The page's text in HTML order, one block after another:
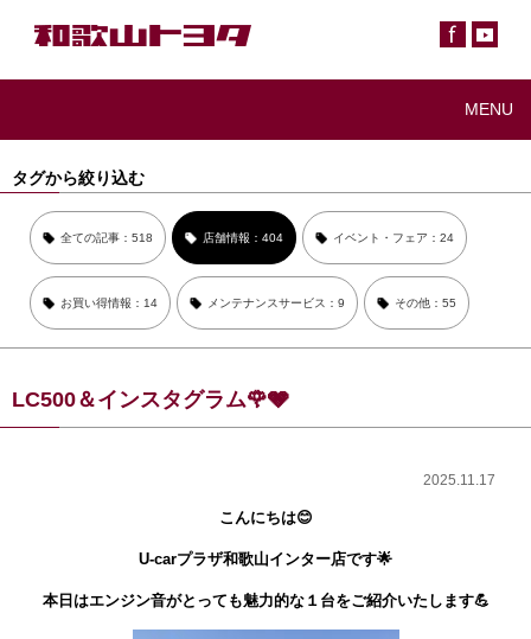
MENU
タグから絞り込む
全ての記事：518 店舗情報：404 イベント・フェア：24
お買い得情報：14 メンテナンスサービス：9 その他：55
LC500＆インスタグラム🌹🩶
2025.11.17
こんにちは😊
U-carプラザ和歌山インター店です🌟
本日はエンジン音がとっても魅力的な１台をご紹介いたします💪